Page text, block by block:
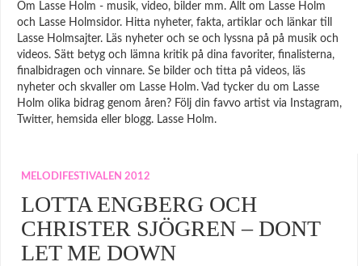
Om Lasse Holm - musik, video, bilder mm. Allt om Lasse Holm
och Lasse Holmsidor. Hitta nyheter, fakta, artiklar och länkar till
Lasse Holmsajter. Läs nyheter och se och lyssna på på musik och
videos. Sätt betyg och lämna kritik på dina favoriter, finalisterna,
finalbidragen och vinnare. Se bilder och titta på videos, läs
nyheter och skvaller om Lasse Holm. Vad tycker du om Lasse
Holm olika bidrag genom åren? Följ din favvo artist via Instagram,
Twitter, hemsida eller blogg. Lasse Holm.
MELODIFESTIVALEN 2012
LOTTA ENGBERG OCH
CHRISTER SJÖGREN – DONT
LET ME DOWN